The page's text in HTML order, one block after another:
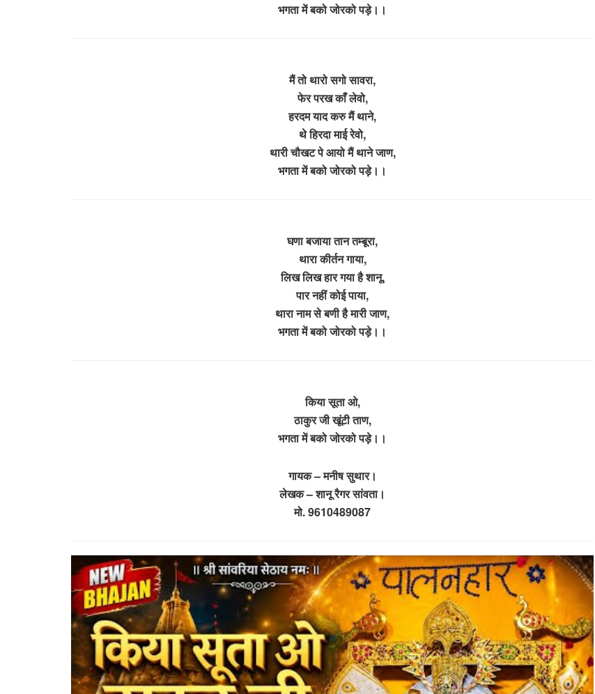
भगता में बको जोरको पड़े।।
मैं तो थारो सगो सावरा,
फेर परख काँ लेवो,
हरदम याद करु मैं थाने,
थे हिरदा माई रेवो,
थारी चौखट पे आयो मैं थाने जाण,
भगता में बको जोरको पड़े।।
घणा बजाया तान तम्बूरा,
थारा कीर्तन गाया,
लिख लिख हार गया है शानू,
पार नहीं कोई पाया,
थारा नाम से बणी है मारी जाण,
भगता में बको जोरको पड़े।।
किया सूता ओ,
ठाकुर जी खूंटी ताण,
भगता में बको जोरको पड़े।।
गायक – मनीष सुथार।
लेखक – शानू रैगर सांवता।
मो. 9610489087